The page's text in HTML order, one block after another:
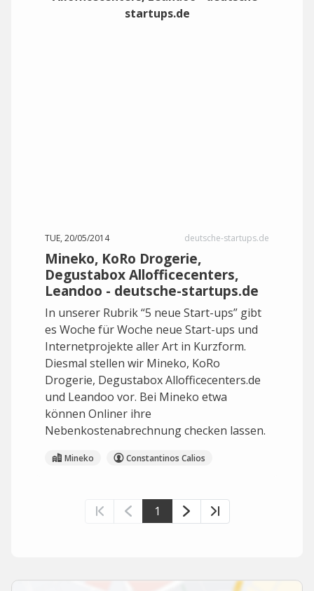
TUE, 20/05/2014 deutsche-startups.de
Mineko, KoRo Drogerie,
Degustabox Allofficecenters,
Leandoo - deutsche-startups.de
In unserer Rubrik “5 neue Start-ups” gibt
es Woche für Woche neue Start-ups und
Internetprojekte aller Art in Kurzform.
Diesmal stellen wir Mineko, KoRo
Drogerie, Degustabox Allofficecenters.de
und Leandoo vor. Bei Mineko etwa
können Onliner ihre
Nebenkostenabrechnung checken lassen.
Mineko Constantinos Calios
1